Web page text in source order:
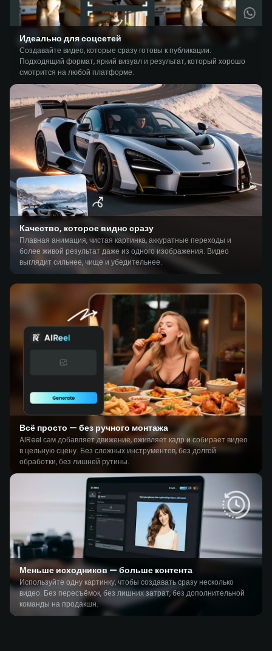
Идеально для соцсетей
Создавайте видео, которые сразу готовы к публикации.
Подходящий формат, яркий визуал и результат, который хорошо
смотрится на любой платформе.
Качество, которое видно сразу
Плавная анимация, чистая картинка, аккуратные переходы и
более живой результат даже из одного изображения. Видео
выглядит сильнее, чище и убедительнее.
Всё просто — без ручного монтажа
AIReel сам добавляет движение, оживляет кадр и собирает видео
в цельную сцену. Без сложных инструментов, без долгой
обработки, без лишней рутины.
Меньше исходников — больше контента
Используйте одну картинку, чтобы создавать сразу несколько
видео. Без пересъёмок, без лишних затрат, без дополнительной
команды на продакшн.